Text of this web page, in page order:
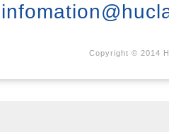
Copyright © 2014